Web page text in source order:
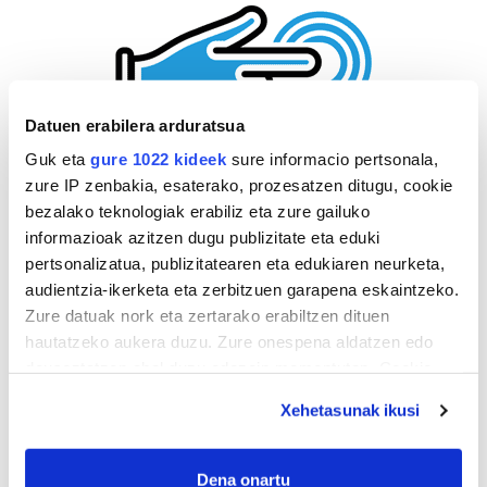
Datuen erabilera arduratsua
Guk eta gure 1022 kideek sure informacio pertsonala,
zure IP zenbakia, esaterako, prozesatzen ditugu, cookie
bezalako teknologiak erabiliz eta zure gailuko
informazioak azitzen dugu publizitate eta eduki
pertsonalizatua, publizitatearen eta edukiaren neurketa,
audientzia-ikerketa eta zerbitzuen garapena eskaintzeko.
Zure datuak nork eta zertarako erabiltzen dituen
hautatzeko aukera duzu. Zure onespena aldatzen edo
If you allow, we would also like to:
Collect information about your geographical
Xehetasunak ikusi
Dena onartu